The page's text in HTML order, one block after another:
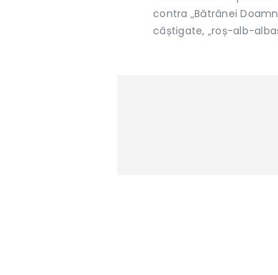
contra „Bătrânei
câștigate, „roș-alb-